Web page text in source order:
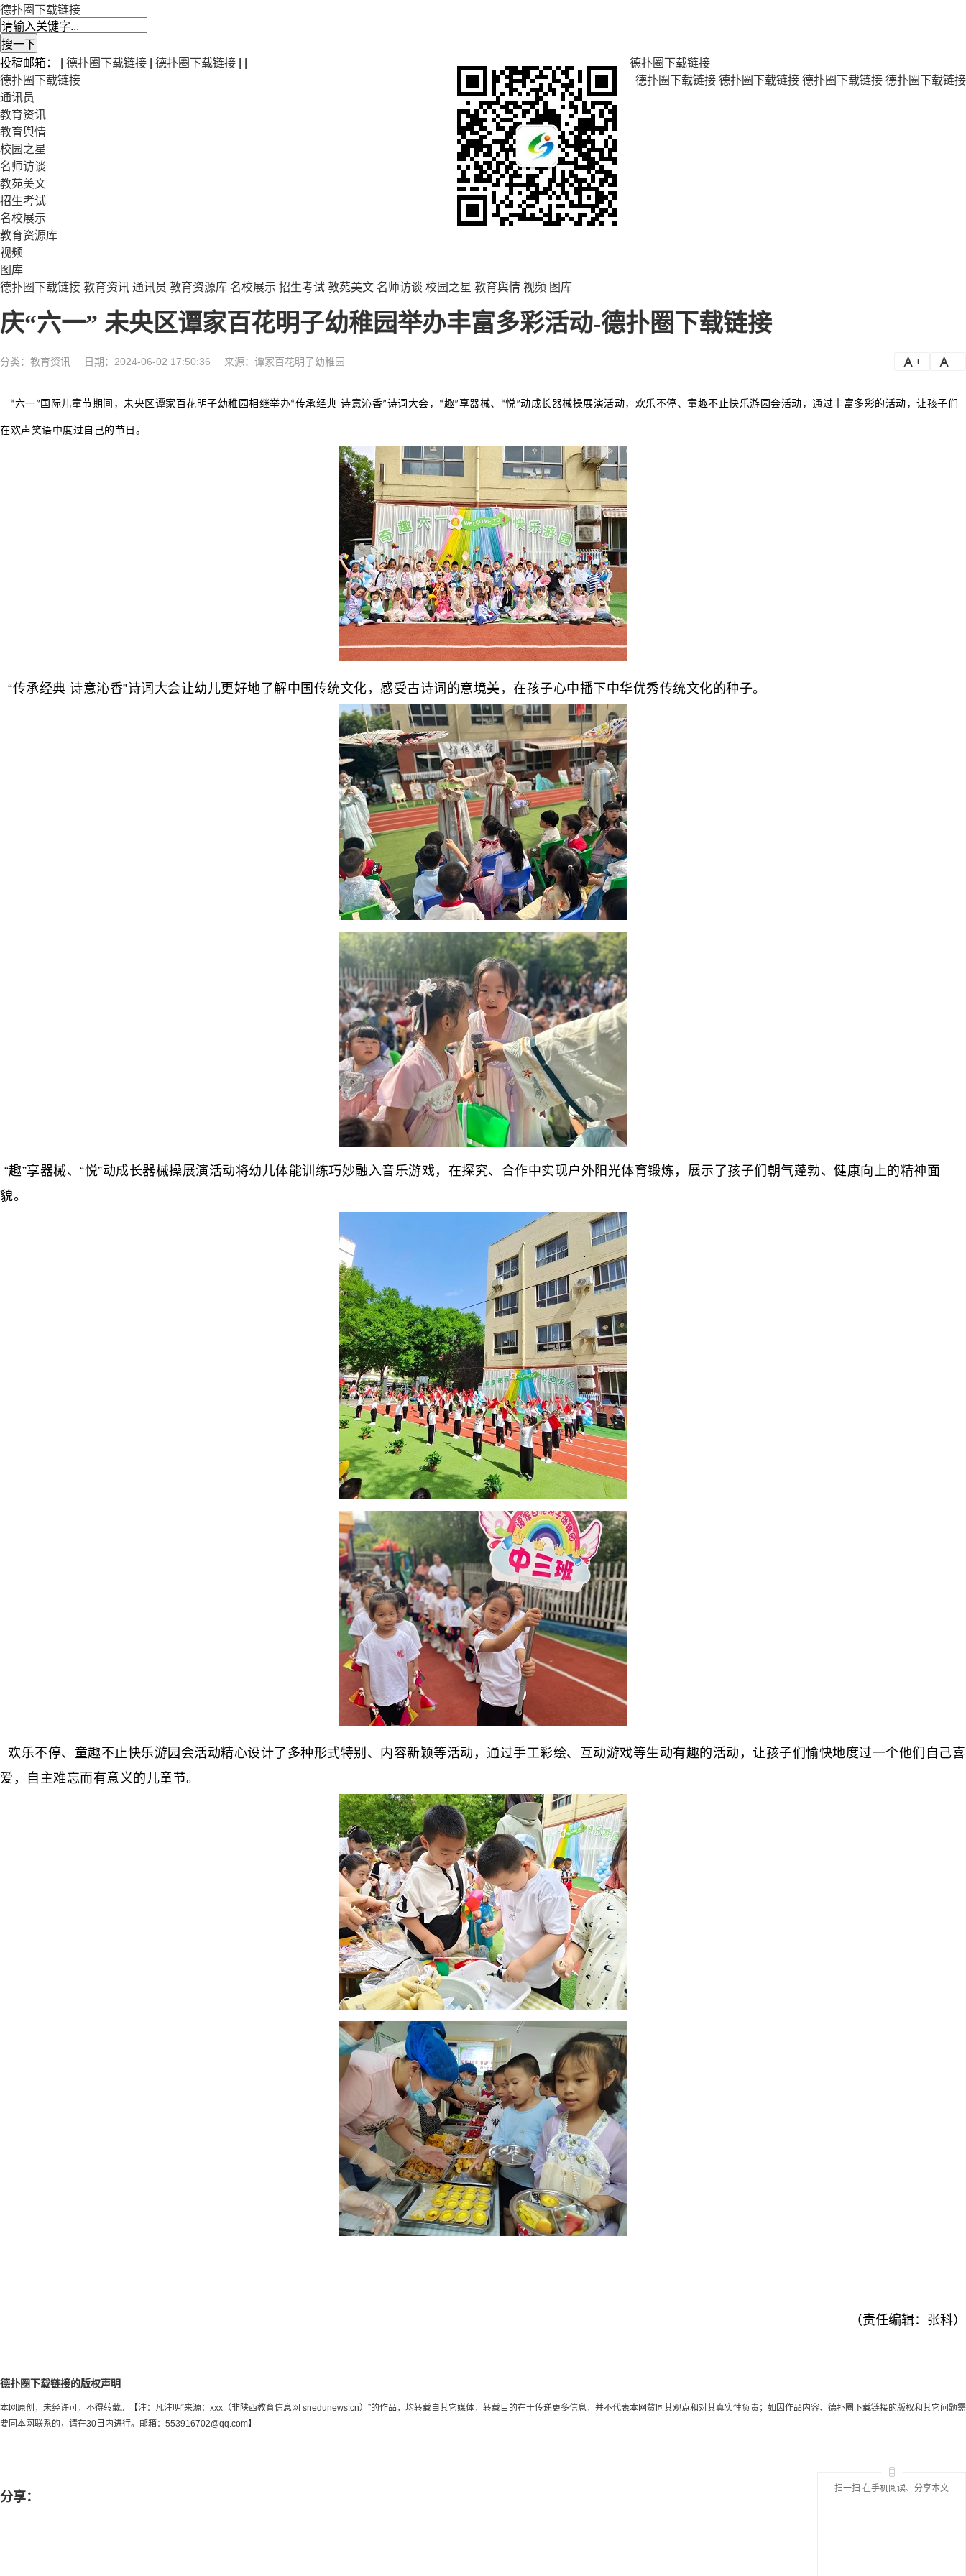
德扑圈下载链接
德扑圈下载链接
德扑圈下载链接 德扑圈下载链接 德扑圈下载链接 德扑圈下载链接
投稿邮箱： | 德扑圈下载链接 德扑圈下载链接
德扑圈下载链接
通讯员
教育资讯
教育舆情
校园之星
名师访谈
教苑美文
招生考试
名校展示
教育资源库
视频
图库
德扑圈下载链接 教育资讯 通讯员 教育资源库 名校展示 招生考试 教苑美文 名师访谈 校园之星 教育舆情 视频 图库
庆“六一” 未央区谭家百花明子幼稚园举办丰富多彩活动-德扑圈下载链接
分类： 教育资讯 日期：2024-06-02 17:50:36 来源：谭家百花明子幼稚园
“六一” 国际儿童节期间，未央区谭家百花明子幼稚园相继举办“传承经典 诗意沁香”诗词大会， “趣”享器械、 “悦”动成长器械操展演活动，欢乐不停、童趣不止快乐游园会活动，通过丰富多彩的活动，让孩子们
在欢声笑语中度过自己的节日。
“传承经典 诗意沁香”诗词大会让幼儿更好地了解中国传统文化，感受古诗词的意境美，在孩子心中播下中华优秀传统文化的种子。
“趣”享器械、 “悦”动成长器械操展演活动将幼儿体能训练巧妙融入音乐游戏，在探究、合作中实现户外阳光体育锻炼，展示了孩子们朝气蓬勃、健康向上的精神面
貌。
欢乐不停、童趣不止快乐游园会活动精心设计了多种形式特别、内容新颖等活动，通过手工彩绘、互动游戏等生动有趣的活动，让孩子们愉快地度过一个他们自己喜
爱，自主难忘而有意义的儿童节。
（责任编辑：张科）
德扑圈下载链接的版权声明
本网原创，未经许可，不得转载。【注：凡注明“来源：xxx（非陕西教育信息网 snedunews.cn）”的作品，均转载自其它媒体，转载目的在于传递更多信息，并不代表本网赞同其观点和对其真实性负责；如因作品内容、德扑圈下载链接的版权和其它问题需
要同本网联系的，请在30日内进行。邮箱： 553916702@qq.com】
分享：
扫一扫 在手机阅读、分享本文